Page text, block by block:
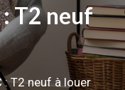
: T2 neuf
: T2 neuf à louer